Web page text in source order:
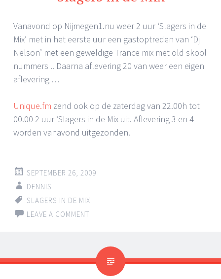
Vanavond op Nijmegen1.nu weer 2 uur ‘Slagers in de
Mix’ met in het eerste uur een gastoptreden van ‘Dj
Nelson’ met een geweldige Trance mix met old skool
nummers .. Daarna aflevering 20 van weer een eigen
aflevering …
Unique.fm zend ook op de zaterdag van 22.00h tot
00.00 2 uur ‘Slagers in de Mix uit. Aflevering 3 en 4
worden vanavond uitgezonden.
SEPTEMBER 26, 2009
DENNIS
SLAGERS IN DE MIX
LEAVE A COMMENT